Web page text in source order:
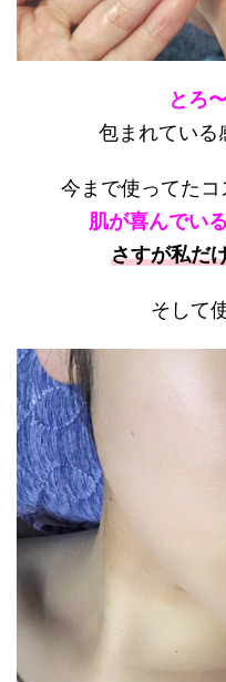
とろ
包まれてい
今まで使ってた
肌が喜んでいる
さすが私だ
そして